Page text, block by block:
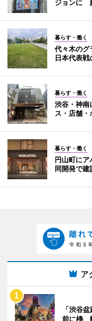
ジョンに
暮らす・働く
代々木の
日本代表戦
暮らす・働く
渋谷・神
ス・店舗
暮らす・働く
円山町に
同開発で建
ア
「渋谷
前に櫓、